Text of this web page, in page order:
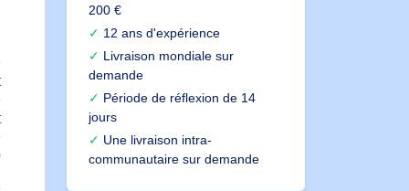
200 €
12 ans d'expérience
Livraison mondiale sur
demande
Période de réflexion de 14
jours
Une livraison intra-
communautaire sur demande